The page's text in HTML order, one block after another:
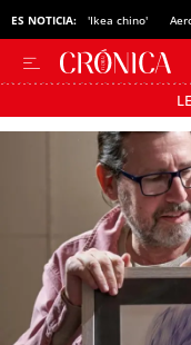
ES NOTICIA: 'Ikea chino'